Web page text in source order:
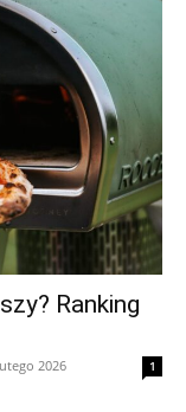
Ranking
2026 1